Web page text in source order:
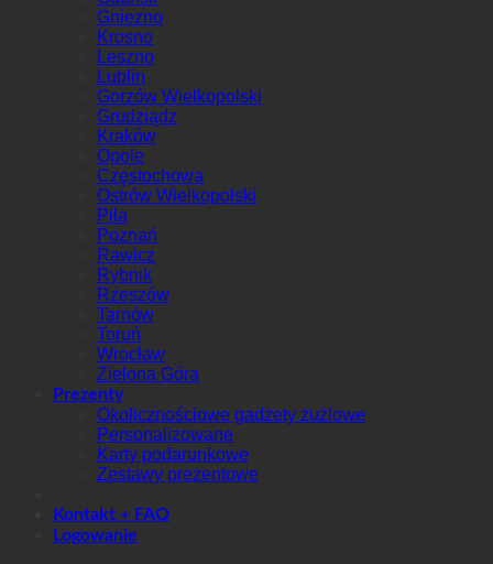
Gniezno
Krosno
Leszno
Lublin
Gorzów Wielkopolski
Grudziądz
Kraków
Opole
Częstochowa
Ostrów Wielkopolski
Piła
Poznań
Rawicz
Rybnik
Rzeszów
Tarnów
Toruń
Wrocław
Zielona Góra
Prezenty
Okolicznościowe gadżety żużlowe
Personalizowane
Karty podarunkowe
Zestawy prezentowe
Kontakt + FAQ
Logowanie